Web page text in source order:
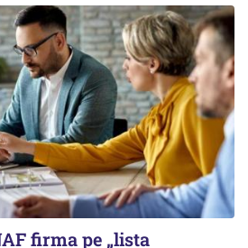
firma pe „lista